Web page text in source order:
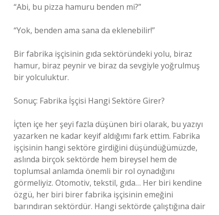
“Abi, bu pizza hamuru benden mi?”
“Yok, benden ama sana da eklenebilir!”
Bir fabrika işçisinin gıda sektöründeki yolu, biraz
hamur, biraz peynir ve biraz da sevgiyle yoğrulmuş
bir yolculuktur.
Sonuç: Fabrika İşçisi Hangi Sektöre Girer?
İçten içe her şeyi fazla düşünen biri olarak, bu yazıyı
yazarken ne kadar keyif aldığımı fark ettim. Fabrika
işçisinin hangi sektöre girdiğini düşündüğümüzde,
aslında birçok sektörde hem bireysel hem de
toplumsal anlamda önemli bir rol oynadığını
görmeliyiz. Otomotiv, tekstil, gıda… Her biri kendine
özgü, her biri birer fabrika işçisinin emeğini
barındıran sektördür. Hangi sektörde çalıştığına dair